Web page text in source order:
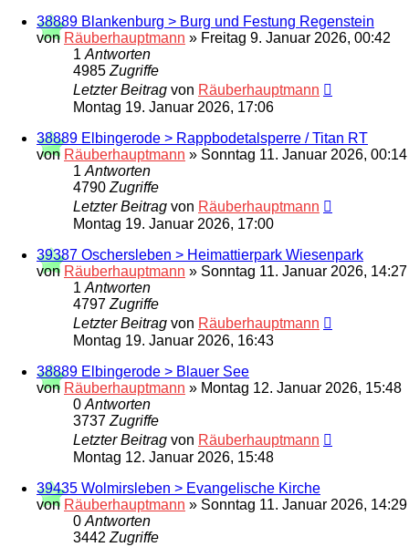
38889 Blankenburg > Burg und Festung Regenstein
von Räuberhauptmann » Freitag 9. Januar 2026, 00:42
1 Antworten
4985 Zugriffe
Letzter Beitrag von Räuberhauptmann
Montag 19. Januar 2026, 17:06
38889 Elbingerode > Rappbodetalsperre / Titan RT
von Räuberhauptmann » Sonntag 11. Januar 2026, 00:14
1 Antworten
4790 Zugriffe
Letzter Beitrag von Räuberhauptmann
Montag 19. Januar 2026, 17:00
39387 Oschersleben > Heimattierpark Wiesenpark
von Räuberhauptmann » Sonntag 11. Januar 2026, 14:27
1 Antworten
4797 Zugriffe
Letzter Beitrag von Räuberhauptmann
Montag 19. Januar 2026, 16:43
38889 Elbingerode > Blauer See
von Räuberhauptmann » Montag 12. Januar 2026, 15:48
0 Antworten
3737 Zugriffe
Letzter Beitrag von Räuberhauptmann
Montag 12. Januar 2026, 15:48
39435 Wolmirsleben > Evangelische Kirche
von Räuberhauptmann » Sonntag 11. Januar 2026, 14:29
0 Antworten
3442 Zugriffe